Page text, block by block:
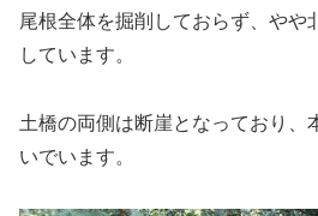
尾根全体を掘削しておらず、やや
しています。
土橋の両側は断崖となっており、
いでいます。